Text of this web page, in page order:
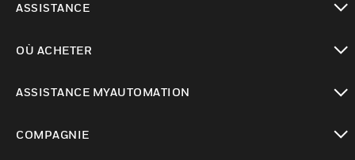
ASSISTANCE
OÙ ACHETER
ASSISTANCE MYAUTOMATION
COMPAGNIE